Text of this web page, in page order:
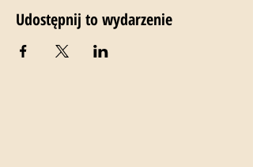
Udostępnij to wydarzenie